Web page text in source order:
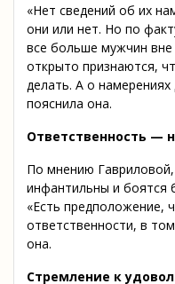
«Нет сведений об их
они или нет. Но по
все больше мужчин
открыто признаются,
делать. А о
пояснила она.
Ответственность —
По мнению
инфантильны и боятся
«Есть предположение,
ответственности, в
она.
Стремление к